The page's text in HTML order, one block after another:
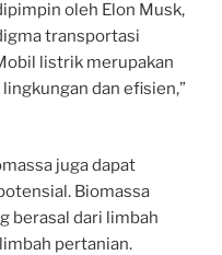
oleh Elon Musk,
transportasi
listrik merupakan
dan efisien,”
juga dapat
Biomassa
berasal dari limbah
pertanian.